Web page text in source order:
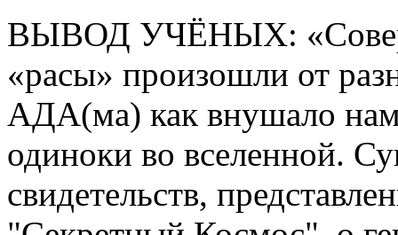
ВЫВОД УЧЁНЫХ:
«расы» произошли от
АДА(ма) как внушало
одиноки во вселенной.
свидетельств,